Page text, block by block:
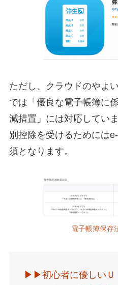
ただし、クラウドのやよ
では「優良な電子帳簿に
減措置」には対応してい
別控除を受けるためには
須となります。
電子帳簿保存
▶︎▶︎初心者に優しいＵ